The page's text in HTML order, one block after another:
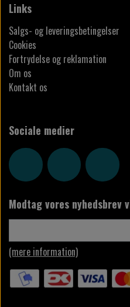
Links
Salgs- og leveringsbetingelser
Cookies
Fortrydelse og reklamation
Om os
Kontakt os
Sociale medier
Modtag vores nyhedsbrev
(mere information)